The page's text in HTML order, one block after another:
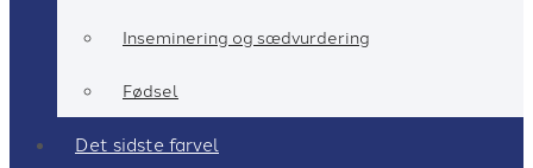
Inseminering og sædvurdering
Fødsel
Det sidste farvel